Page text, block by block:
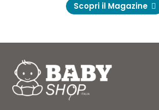
Scopri il Magazine